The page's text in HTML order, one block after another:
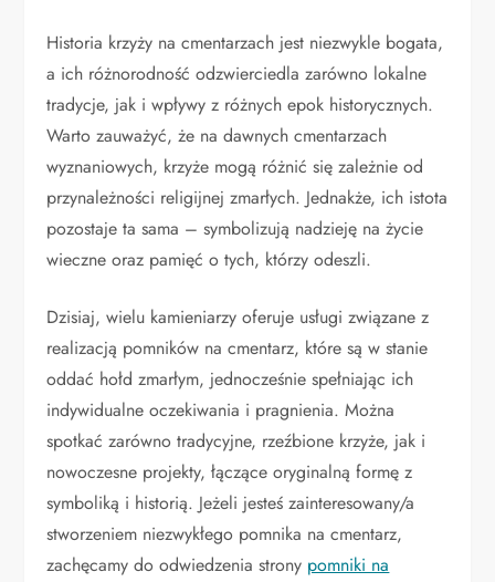
Historia krzyży na cmentarzach jest niezwykle bogata,
a ich różnorodność odzwierciedla zarówno lokalne
tradycje, jak i wpływy z różnych epok historycznych.
Warto zauważyć, że na dawnych cmentarzach
wyznaniowych, krzyże mogą różnić się zależnie od
przynależności religijnej zmarłych. Jednakże, ich istota
pozostaje ta sama – symbolizują nadzieję na życie
wieczne oraz pamięć o tych, którzy odeszli.
Dzisiaj, wielu kamieniarzy oferuje usługi związane z
realizacją pomników na cmentarz, które są w stanie
oddać hołd zmarłym, jednocześnie spełniając ich
indywidualne oczekiwania i pragnienia. Można
spotkać zarówno tradycyjne, rzeźbione krzyże, jak i
nowoczesne projekty, łączące oryginalną formę z
symboliką i historią. Jeżeli jesteś zainteresowany/a
stworzeniem niezwykłego pomnika na cmentarz,
zachęcamy do odwiedzenia strony pomniki na